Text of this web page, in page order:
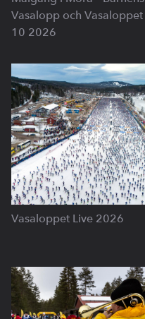
Vasalopp och Vasaloppet
10 2026
Vasaloppet Live 2026